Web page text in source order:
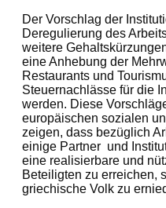
Der Vorschlag der
Deregulierung des
weitere
eine Anhebung der
Restaurants und
Steuernachlässe für die
werden. Diese
europäischen sozialen
zeigen, dass bezüglich
einige Partner und
eine realisierbare und
Beteiligten zu erreichen,
griechische Volk zu